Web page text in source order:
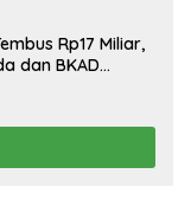
Rp17 Miliar,
dan BKAD